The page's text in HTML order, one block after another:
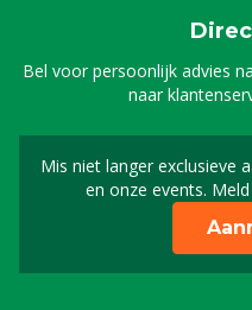
Bel voor persoonlijk advies
naar
Mis niet langer exclusieve
en onze events.